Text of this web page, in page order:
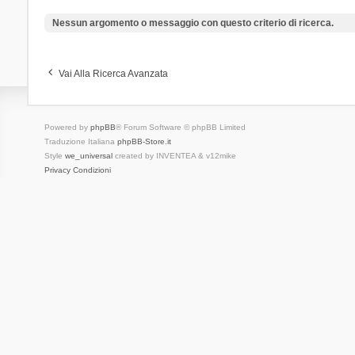
Nessun argomento o messaggio con questo criterio di ricerca.
Vai Alla Ricerca Avanzata
Powered by phpBB® Forum Software © phpBB Limited
Traduzione Italiana phpBB-Store.it
Style we_universalcreated by INVENTEA & v12mike
Privacy Condizioni